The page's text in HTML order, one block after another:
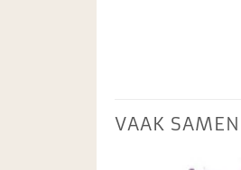
VAAK